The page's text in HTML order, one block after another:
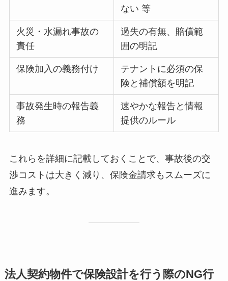
ない 等
火災・水漏れ事故の
責任
過失の有無、賠償範
囲の明記
保険加入の義務付け
テナントに必須の保
険と補償額を明記
事故発生時の報告義
務
速やかな報告と情報
提供のルール
これらを詳細に記載しておくことで、事故後の交
渉コストは大きく減り、保険金請求もスムーズに
進みます。
法人契約物件で保険設計を行う際のNG行